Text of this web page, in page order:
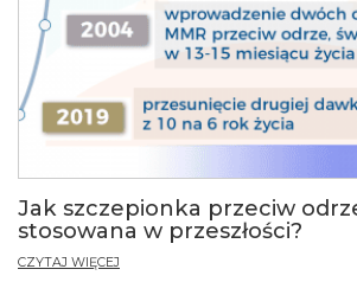
Jak szczepionka przeciw
stosowana w przeszłości?
CZYTAJ WIĘCEJ